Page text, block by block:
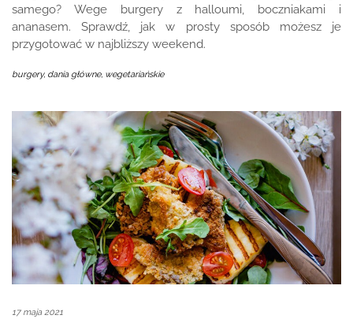
samego? Wege burgery z halloumi, boczniakami i
ananasem. Sprawdź, jak w prosty sposób możesz je
przygotować w najbliższy weekend.
burgery, dania główne, wegetariańskie
17 maja 2021